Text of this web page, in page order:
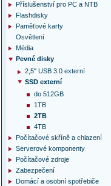
Příslušenství pro PC a NTB
Flashdisky
Paměťové karty
Osvětlení
Média
Pevné disky
2,5" USB 3.0 externí
SSD externí
do 512GB
1TB
2TB
4TB
Počítačové skříně a chlazení
Serverové komponenty
Počítačové zdroje
Zabezpečení
Domácí a osobní spotřebiče